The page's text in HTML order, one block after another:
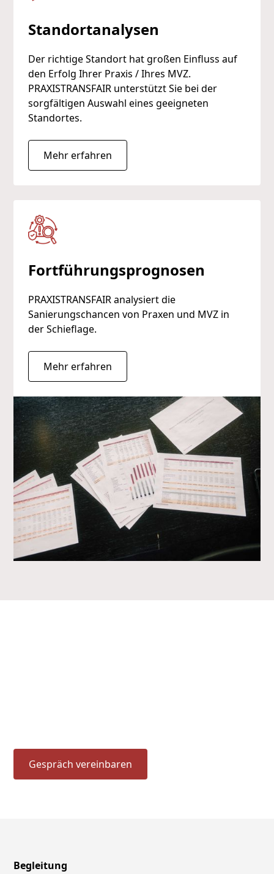
Standortanalysen
Der richtige Standort hat großen Einfluss auf
den Erfolg Ihrer Praxis / Ihres MVZ.
PRAXISTRANSFAIR unterstützt Sie bei der
sorgfältigen Auswahl eines geeigneten
Standortes.
Mehr erfahren
Fortführungsprognosen
PRAXISTRANSFAIR analysiert die
Sanierungschancen von Praxen und MVZ in
der Schieflage.
Mehr erfahren
Gespräch vereinbaren
Begleitung